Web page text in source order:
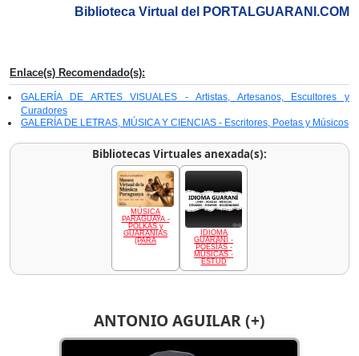
ANTONIO AGUILAR (+)
Biblioteca Virtual del PORTALGUARANI.COM
Enlace(s) Recomendado(s):
GALERÍA DE ARTES VISUALES - Artistas, Artesanos, Escultores y
Curadores
GALERÍA DE LETRAS, MÚSICA Y CIENCIAS - Escritores, Poetas y Músicos
Bibliotecas Virtuales anexada(s):
MÚSICA
PARAGUAYA -
POLKAS y
GUARANIAS
(PARA
IDIOMA
GUARANÍ -
POESÍAS -
MÚSICAS -
ESTUD